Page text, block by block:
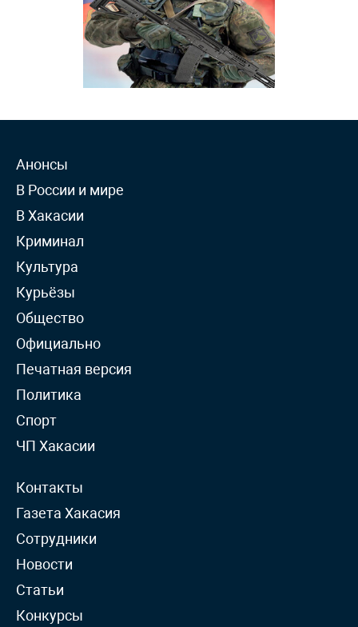
Анонсы
В России и мире
В Хакасии
Криминал
Культура
Курьёзы
Общество
Официально
Печатная версия
Политика
Спорт
ЧП Хакасии
Контакты
Газета Хакасия
Сотрудники
Новости
Статьи
Конкурсы